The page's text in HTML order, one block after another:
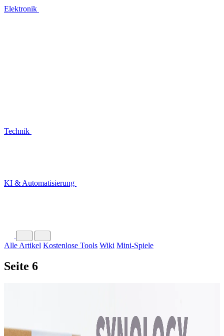
Elektronik
Technik
KI & Automatisierung
Alle Artikel Kostenlose Tools Wiki Mini-Spiele
Seite 6